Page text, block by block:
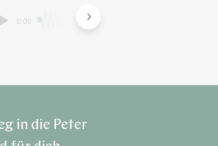
in die Peter